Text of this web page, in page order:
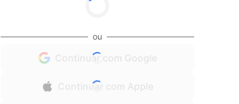
ou
Continuar com Google
Continuar com Apple